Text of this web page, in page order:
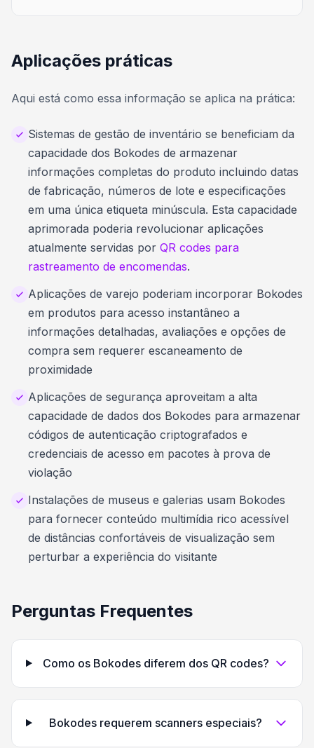
Aplicações práticas
Aqui está como essa informação se aplica na prática:
Sistemas de gestão de inventário se beneficiam da
capacidade dos Bokodes de armazenar
informações completas do produto incluindo datas
de fabricação, números de lote e especificações
em uma única etiqueta minúscula. Esta capacidade
aprimorada poderia revolucionar aplicações
atualmente servidas por QR codes para
rastreamento de encomendas.
Aplicações de varejo poderiam incorporar Bokodes
em produtos para acesso instantâneo a
informações detalhadas, avaliações e opções de
compra sem requerer escaneamento de
proximidade
Aplicações de segurança aproveitam a alta
capacidade de dados dos Bokodes para armazenar
códigos de autenticação criptografados e
credenciais de acesso em pacotes à prova de
violação
Instalações de museus e galerias usam Bokodes
para fornecer conteúdo multimídia rico acessível
de distâncias confortáveis de visualização sem
perturbar a experiência do visitante
Perguntas Frequentes
Como os Bokodes diferem dos QR codes?
Bokodes requerem scanners especiais?